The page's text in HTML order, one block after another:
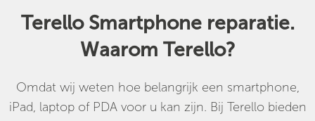
Terello Smartphone reparatie.
Waarom Terello?
Omdat wij weten hoe belangrijk een smartphone,
iPad, laptop of PDA voor u kan zijn. Bij Terello bieden